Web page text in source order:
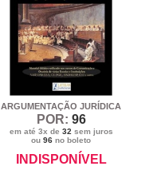
ARGUMENTAÇÃO JURÍDICA
POR: 96
em até 3x de 32 sem juros
ou96 no boleto
INDISPONÍVEL